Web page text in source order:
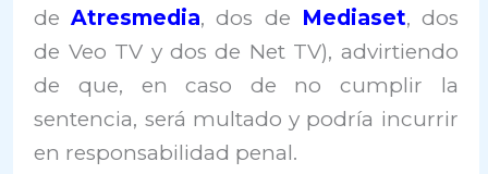
deAtresmedia, dos de Mediaset, dos
de Veo TV y dos de Net TV), advirtiendo
de que, en caso de no cumplir la
sentencia, será multado y podría incurrir
en responsabilidad penal.